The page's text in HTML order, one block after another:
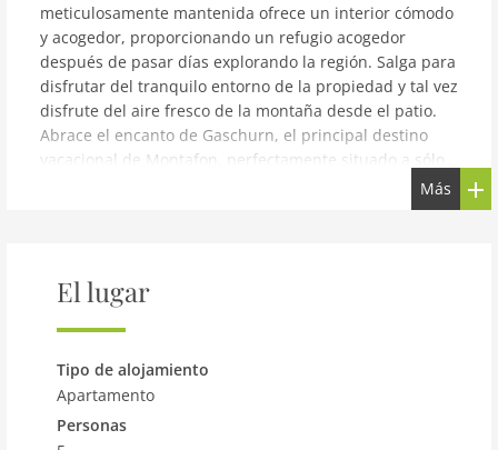
meticulosamente mantenida ofrece un interior cómodo
y acogedor, proporcionando un refugio acogedor
después de pasar días explorando la región. Salga para
disfrutar del tranquilo entorno de la propiedad y tal vez
disfrute del aire fresco de la montaña desde el patio.
Abrace el encanto de Gaschurn, el principal destino
vacacional de Montafon, perfectamente situado a sólo
15 km al sureste de Schruns. Ubicado en un entorno
numerosas instalaciones diseñadas para garantizar
una estancia inolvidable y agradable. Ya sea que esté
buscando relajación o aventura, esta propiedad es una
beneficio adicional, el propietario ofrece una variedad
de extras para mejorar su experiencia. Desde deliciosas
noches de barbacoa hasta visitas guiadas a pie,
Más
El lugar
Tipo de alojamiento
Apartamento
Personas